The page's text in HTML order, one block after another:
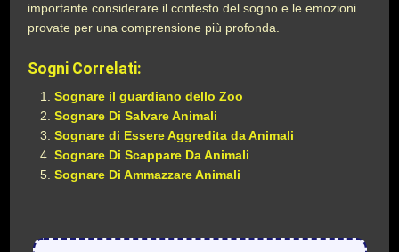
importante considerare il contesto del sogno e le emozioni
provate per una comprensione più profonda.
Sogni Correlati:
Sognare il guardiano dello Zoo
Sognare Di Salvare Animali
Sognare di Essere Aggredita da Animali
Sognare Di Scappare Da Animali
Sognare Di Ammazzare Animali